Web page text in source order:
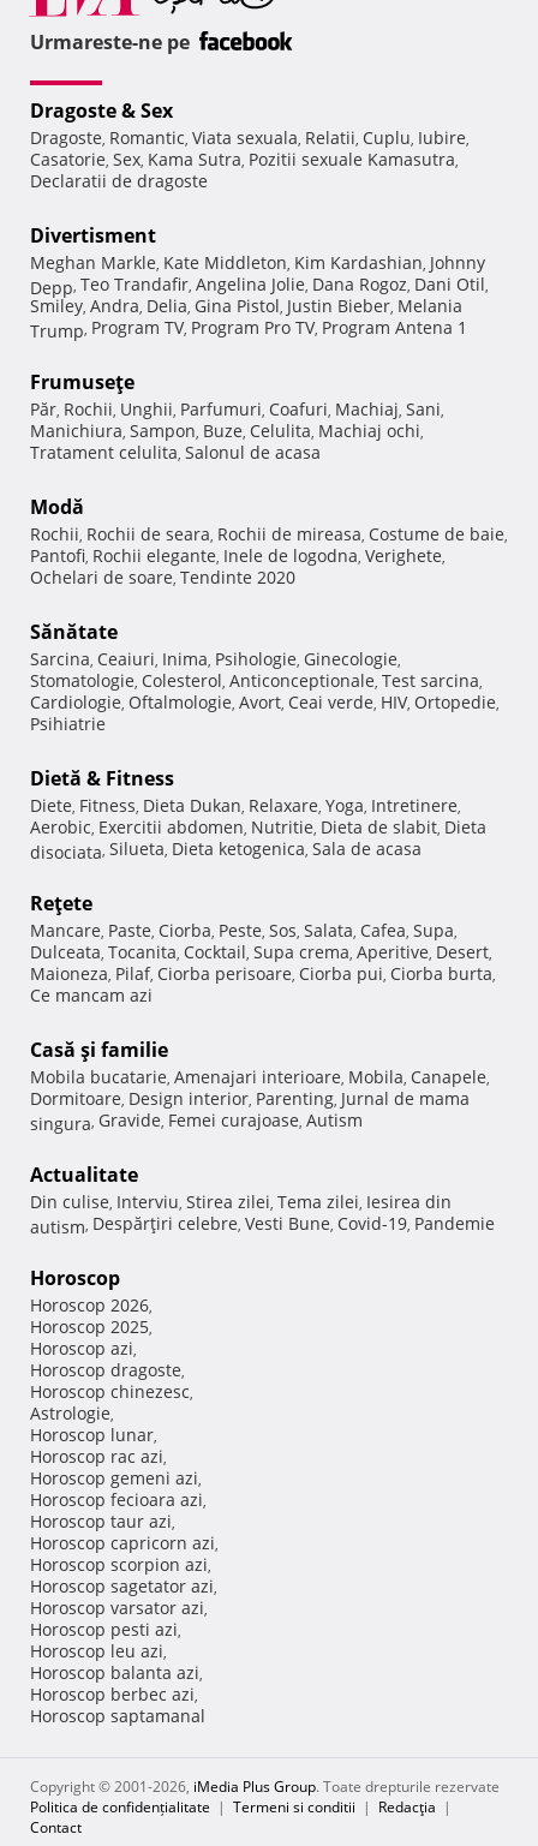
Urmareste-ne pe
Dragoste & Sex
Dragoste, Romantic, Viata sexuala, Relatii, Cuplu, Iubire,
Casatorie, Sex, Kama Sutra, Pozitii sexuale Kamasutra,
Declaratii de dragoste
Divertisment
Meghan Markle, Kate Middleton, Kim Kardashian, Johnny
Depp, Teo Trandafir, Angelina Jolie, Dana Rogoz, Dani Otil,
Smiley, Andra, Delia, Gina Pistol, Justin Bieber, Melania
Trump, Program TV, Program Pro TV, Program Antena 1
Frumuseţe
Păr, Rochii, Unghii, Parfumuri, Coafuri, Machiaj, Sani,
Manichiura, Sampon, Buze, Celulita, Machiaj ochi,
Tratament celulita, Salonul de acasa
Modă
Rochii, Rochii de seara, Rochii de mireasa, Costume de baie,
Pantofi, Rochii elegante, Inele de logodna, Verighete,
Ochelari de soare, Tendinte 2020
Sănătate
Sarcina, Ceaiuri, Inima, Psihologie, Ginecologie,
Stomatologie, Colesterol, Anticonceptionale, Test sarcina,
Cardiologie, Oftalmologie, Avort, Ceai verde, HIV, Ortopedie,
Psihiatrie
Dietă & Fitness
Diete, Fitness, Dieta Dukan, Relaxare, Yoga, Intretinere,
Aerobic, Exercitii abdomen, Nutritie, Dieta de slabit, Dieta
disociata, Silueta, Dieta ketogenica, Sala de acasa
Reţete
Mancare, Paste, Ciorba, Peste, Sos, Salata, Cafea, Supa,
Dulceata, Tocanita, Cocktail, Supa crema, Aperitive, Desert,
Maioneza, Pilaf, Ciorba perisoare, Ciorba pui, Ciorba burta,
Ce mancam azi
Casă şi familie
Mobila bucatarie, Amenajari interioare, Mobila, Canapele,
Dormitoare, Design interior, Parenting, Jurnal de mama
singura, Gravide, Femei curajoase, Autism
Actualitate
Din culise, Interviu, Stirea zilei, Tema zilei, Iesirea din
autism, Despărţiri celebre, Vesti Bune, Covid-19, Pandemie
Horoscop
Horoscop 2026,
Horoscop 2025,
Horoscop azi,
Horoscop dragoste,
Horoscop chinezesc,
Astrologie,
Horoscop lunar,
Horoscop rac azi,
Horoscop gemeni azi,
Horoscop fecioara azi,
Horoscop taur azi,
Horoscop capricorn azi,
Horoscop scorpion azi,
Horoscop sagetator azi,
Horoscop varsator azi,
Horoscop pesti azi,
Horoscop leu azi,
Horoscop balanta azi,
Horoscop berbec azi,
Horoscop saptamanal
Copyright © 2001-2026, iMedia Plus Group. Toate drepturile rezervate
Politica de confidențialitate | Termeni si conditii | Redacţia |
Contact